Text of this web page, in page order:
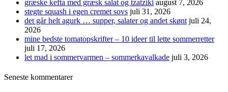
græske kefta med græsk salat og tzatziki august 7, 2026
stegte squash i egen cremet sovs juli 31, 2026
det går helt agurk … supper, salater og andet skønt juli 24,
2026
mine bedste tomatopskrifter – 10 ideer til lette sommerretter
juli 17, 2026
let mad i sommervarmen – sommerkavalkade juli 3, 2026
Seneste kommentarer